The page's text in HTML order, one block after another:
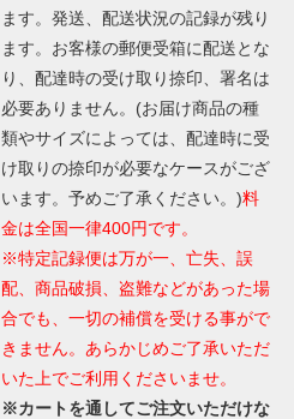
ます。発送、配送状況の記録が残り
ます。お客様の郵便受箱に配送とな
り、配達時の受け取り捺印、署名は
必要ありません。(お届け商品の種
類やサイズによっては、配達時に受
け取りの捺印が必要なケースがござ
います。予めご了承ください。)料
金は全国一律400円です。
※特定記録便は万が一、亡失、誤
配、商品破損、盗難などがあった場
合でも、一切の補償を受ける事がで
きません。あらかじめご了承いただ
いた上でご利用くださいませ。
※カートを通してご注文いただけな